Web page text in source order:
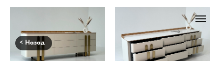
< Назад